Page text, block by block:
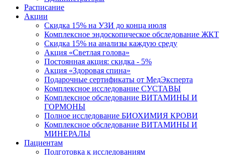
Расписание
Акции
Скидка 15% на УЗИ до конца июля
Комплексное эндоскопическое обследование ЖКТ
Скидка 15% на анализы каждую среду
Акция «Светлая голова»
Постоянная акция: скидка - 5%
Акция «Здоровая спина»
Подарочные сертификаты от МедЭксперта
Комплексное исследование СУСТАВЫ
Комплексное обследование ВИТАМИНЫ И
ГОРМОНЫ
Полное исследование БИОХИМИЯ КРОВИ
Комплексное обследование ВИТАМИНЫ И
МИНЕРАЛЫ
Пациентам
Подготовка к исследованиям